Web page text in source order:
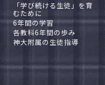
「学び続ける生徒」を育
むために
6年間の学習
各教科6年間の歩み
神大附属の生徒指導